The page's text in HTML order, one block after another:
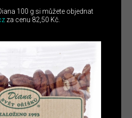
100 g si můžete objednat
za cenu 82,50 Kč.